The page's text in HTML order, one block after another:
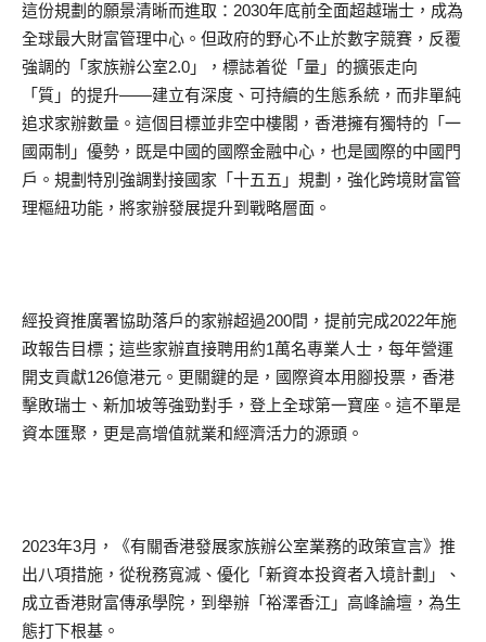
這份規劃的願景清晰而進取：2030年底前全面超越瑞士，成為
全球最大財富管理中心。但政府的野心不止於數字競賽，反覆
強調的「家族辦公室2.0」，標誌着從「量」的擴張走向
「質」的提升——建立有深度、可持續的生態系統，而非單純
追求家辦數量。這個目標並非空中樓閣，香港擁有獨特的「一
國兩制」優勢，既是中國的國際金融中心，也是國際的中國門
戶。規劃特別強調對接國家「十五五」規劃，強化跨境財富管
理樞紐功能，將家辦發展提升到戰略層面。
經投資推廣署協助落戶的家辦超過200間，提前完成2022年施
政報告目標；這些家辦直接聘用約1萬名專業人士，每年營運
開支貢獻126億港元。更關鍵的是，國際資本用腳投票，香港
擊敗瑞士、新加坡等強勁對手，登上全球第一寶座。這不單是
資本匯聚，更是高增值就業和經濟活力的源頭。
2023年3月，《有關香港發展家族辦公室業務的政策宣言》推
出八項措施，從稅務寬減、優化「新資本投資者入境計劃」、
成立香港財富傳承學院，到舉辦「裕澤香江」高峰論壇，為生
態打下根基。